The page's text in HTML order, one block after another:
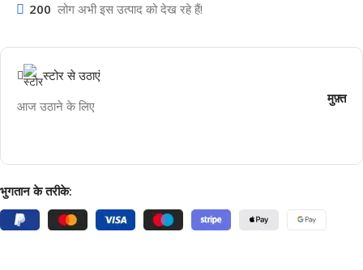
200 लोग अभी इस उत्पाद को देख रहे हैं!
स्टोर से उठाएं
आज उठाने के लिए मुफ़्त
भुगतान के तरीके: